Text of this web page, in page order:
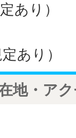
あり）
あり）
地・ア